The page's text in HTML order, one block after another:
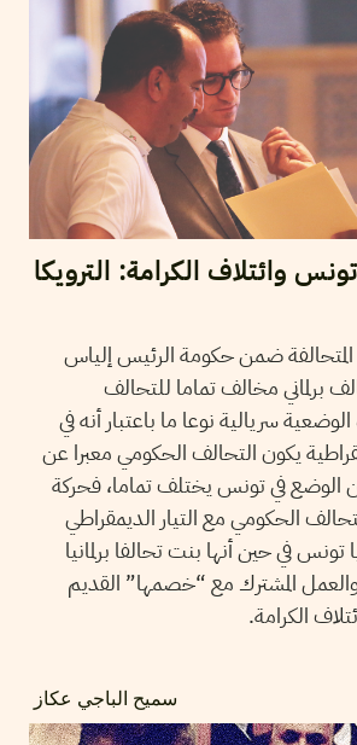
وائتلاف الكرامة: الترويكا
المتحالفة ضمن حكومة الرئيس إلياس
برلماني مخالف تماما للتحالف
سريالية نوعا ما باعتبار أنه في
يكون التحالف الحكومي معبرا عن
لكن الوضع في تونس يختلف تماما، فحركة
الحكومي مع التيار الديمقراطي
في حين أنها بنت تحالفا برلمانيا
المشترك مع “خصمها” القديم
الكرامة.
سميح الباجي عكاز